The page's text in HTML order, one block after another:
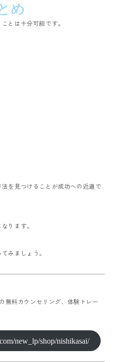
め
とは十分可能です。
を見つけることが成功への近道で
ります。
みましょう。
無料カウンセリング、体験トレー
new_lp/shop/nishikasai/